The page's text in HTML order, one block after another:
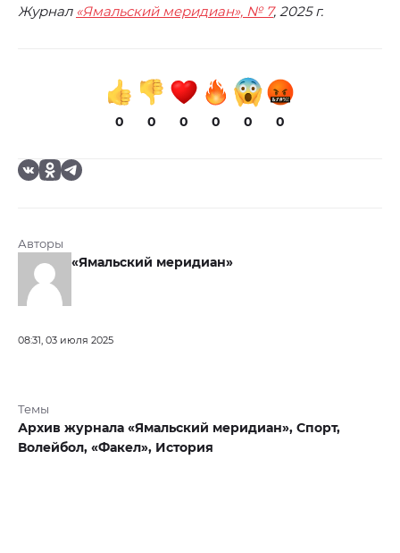
Журнал «Ямальский меридиан», № 7, 2025 г.
0 0 0 0 0 0
Авторы
«Ямальский меридиан»
08:31, 03 июля 2025
Темы
Архив журнала «Ямальский меридиан», Спорт,
Волейбол, «Факел», История